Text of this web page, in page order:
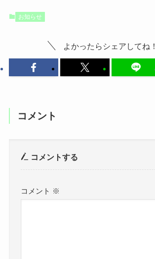
お知らせ
よかったらシェアしてね！
コメント
コメントする
コメント ※